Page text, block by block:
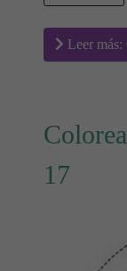
Leer
17